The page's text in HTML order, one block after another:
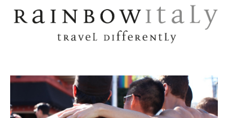
parti della città sono collegate con il Ponte del Re Carlo,
Karluv Most.la Cattedrale di San Vito:È la terza chiesa
eretta su questo luogo: la prima era una rotonda a ferro
seconda era la basilica di Vratislav e Spytihnev, in stile
romanico, con tre navate, costruita tra 1060 e 1096;
infine nel 1344 Mathieu d'Arras, incaricato da Carlo IV,
iniziò la costruzione di una cattedrale gotica, che fu
gay.Lunedi Giovedi 19:00–02:00, Venerdi Sabato 19:00–
04:00, Domenica 19:00–02:00